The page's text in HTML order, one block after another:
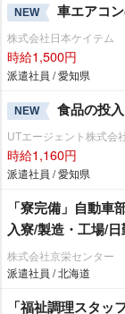
NEW 車エアコ
株式会社日本ケイテム
時給1,500円
派遣社員 / 愛知県
NEW 食品の投
UTエージェント株式会
時給1,160円
派遣社員 / 愛知県
「寮完備」自動
入寮/製造・工場/
株式会社京栄センター
派遣社員 / 北海道
「福祉調理スタ